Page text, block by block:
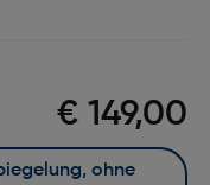
€ 149,00